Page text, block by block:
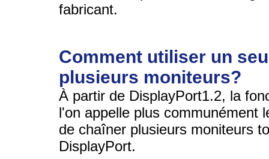
fabricant.
Comment utiliser un
plusieurs moniteurs?
À partir de DisplayPort1.2, la
l'on appelle plus communément
de chaîner plusieurs moniteurs
DisplayPort.